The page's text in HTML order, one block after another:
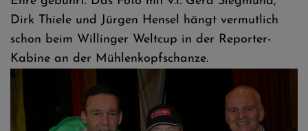
Dirk Thiele und Jürgen Hensel hängt vermutlich
schon beim Willinger Weltcup in der Reporter-
Kabine an der Mühlenkopfschanze.